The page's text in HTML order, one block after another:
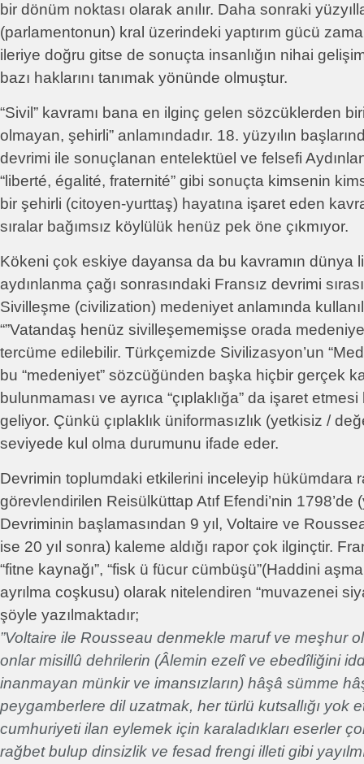
bir dönüm noktası olarak anılır. Daha sonraki
(parlamentonun) kral üzerindeki yaptırım gücü
ileriye doğru gitse de sonuçta insanlığın nihai
bazı haklarını tanımak yönünde olmuştur.
“Sivil” kavramı bana en ilginç gelen sözcüklerden
olmayan, şehirli” anlamındadır. 18. yüzyılın
devrimi ile sonuçlanan entelektüel ve felsefi
“liberté, égalité, fraternité” gibi sonuçta kimsenin
bir şehirli (citoyen-yurttaş) hayatına işaret eden
sıralar bağımsız köylülük henüz pek öne çıkmıyor.
Kökeni çok eskiye dayansa da bu kavramın dünya
aydınlanma çağı sonrasındaki Fransız devrimi
Sivilleşme (civilization) medeniyet anlamında
“”Vatandaş henüz sivilleşememişse orada
tercüme edilebilir. Türkçemizde Sivilizasyon’un
bu “medeniyet” sözcüğünden başka hiçbir gerçek
bulunmaması ve ayrıca “çıplaklığa” da işaret
geliyor. Çünkü çıplaklık üniformasızlık (yetkisiz /
seviyede kul olma durumunu ifade eder.
Devrimin toplumdaki etkilerini inceleyip hükümdara
görevlendirilen Reisülküttap Atıf Efendi’nin 1798’de
Devriminin başlamasından 9 yıl, Voltaire ve
ise 20 yıl sonra) kaleme aldığı rapor çok ilginçtir.
“fitne kaynağı”, “fisk ü fücur cümbüşü”(Haddini
ayrılma coşkusu) olarak nitelendiren “muvazenei
şöyle yazılmaktadır;
”Voltaire ile Rousseau denmekle maruf ve meşhur
onlar misillû dehrilerin (Âlemin ezelî ve ebedîliğini
inanmayan münkir ve imansızların) hâşâ sümme
peygamberlere dil uzatmak, her türlü kutsallığı yok
cumhuriyeti ilan eylemek için karaladıkları eserler
rağbet bulup dinsizlik ve fesad frengi illeti gibi